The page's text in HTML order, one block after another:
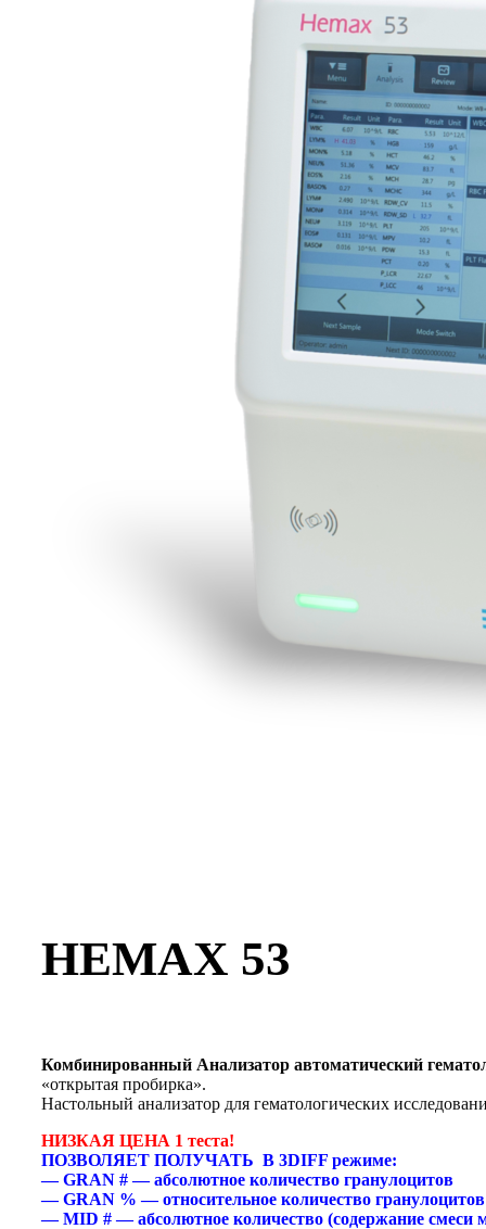
HEMAX 53
Комбинированный Анализатор автоматический
«открытая пробирка».
Настольный анализатор для гематологических
НИЗКАЯ ЦЕНА 1 теста!
ПОЗВОЛЯЕТ ПОЛУЧАТЬ В 3DIFF режиме:
— GRAN # — абсолютное количество гранулоцитов
— GRAN % — относительное количество гранулоцитов
— MID # — абсолютное количество (содержание смеси